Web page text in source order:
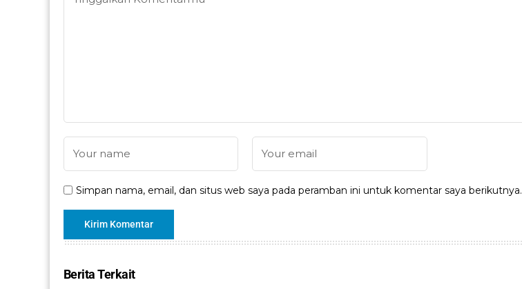
Simpan nama, email, dan situs web saya pada peramban ini untuk komentar saya berikutnya.
Berita Terkait